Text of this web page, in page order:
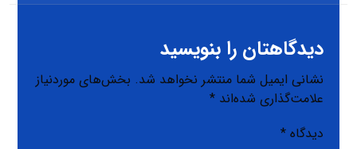
دیدگاهتان را بنویسید
نشانی ایمیل شما منتشر نخواهد شد. بخش‌های موردنیاز
علامت‌گذاری شده‌اند*
دیدگاه*